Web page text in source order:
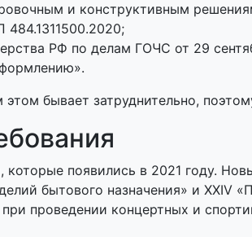
и конструктивным
РФ по делам ГОЧС от 29
этом бывает затруднительно,
которые появились в 2021 году.
бытового назначения» и XXIV
проведении концертных и